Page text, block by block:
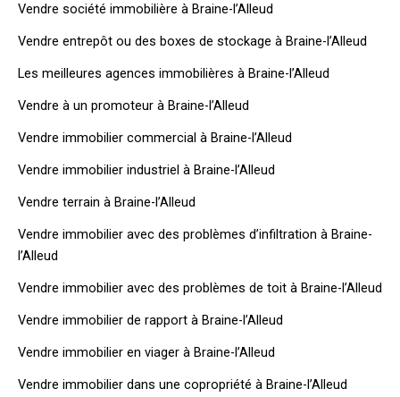
Vendre société immobilière à Braine-l’Alleud
Vendre entrepôt ou des boxes de stockage à Braine-l’Alleud
Les meilleures agences immobilières à Braine-l’Alleud
Vendre à un promoteur à Braine-l’Alleud
Vendre immobilier commercial à Braine-l’Alleud
Vendre immobilier industriel à Braine-l’Alleud
Vendre terrain à Braine-l’Alleud
Vendre immobilier avec des problèmes d’infiltration à Braine-
l’Alleud
Vendre immobilier avec des problèmes de toit à Braine-l’Alleud
Vendre immobilier de rapport à Braine-l’Alleud
Vendre immobilier en viager à Braine-l’Alleud
Vendre immobilier dans une copropriété à Braine-l’Alleud